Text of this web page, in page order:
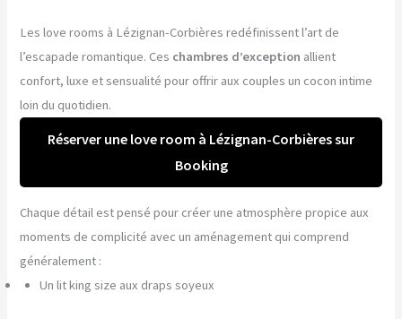
Les love rooms à Lézignan-Corbières redéfinissent l’art de
l’escapade romantique. Ces chambres d’exception allient
confort, luxe et sensualité pour offrir aux couples un cocon intime
loin du quotidien.
Réserver une love room à Lézignan-Corbières sur
Booking
Chaque détail est pensé pour créer une atmosphère propice aux
moments de complicité avec un aménagement qui comprend
généralement :
Un lit king size aux draps soyeux